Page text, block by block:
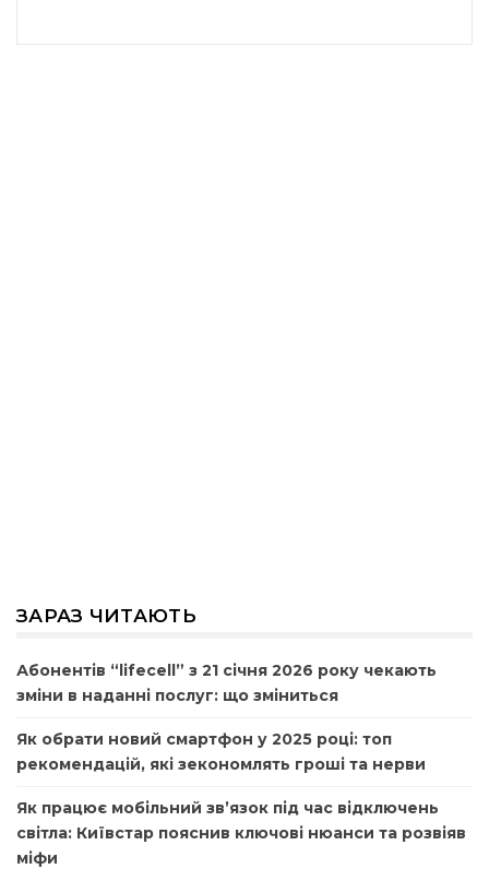
ЗАРАЗ ЧИТАЮТЬ
Абонентів “lifecell” з 21 січня 2026 року чекають
зміни в наданні послуг: що зміниться
Як обрати новий смартфон у 2025 році: топ
рекомендацій, які зекономлять гроші та нерви
Як працює мобільний зв’язок під час відключень
світла: Київстар пояснив ключові нюанси та розвіяв
міфи